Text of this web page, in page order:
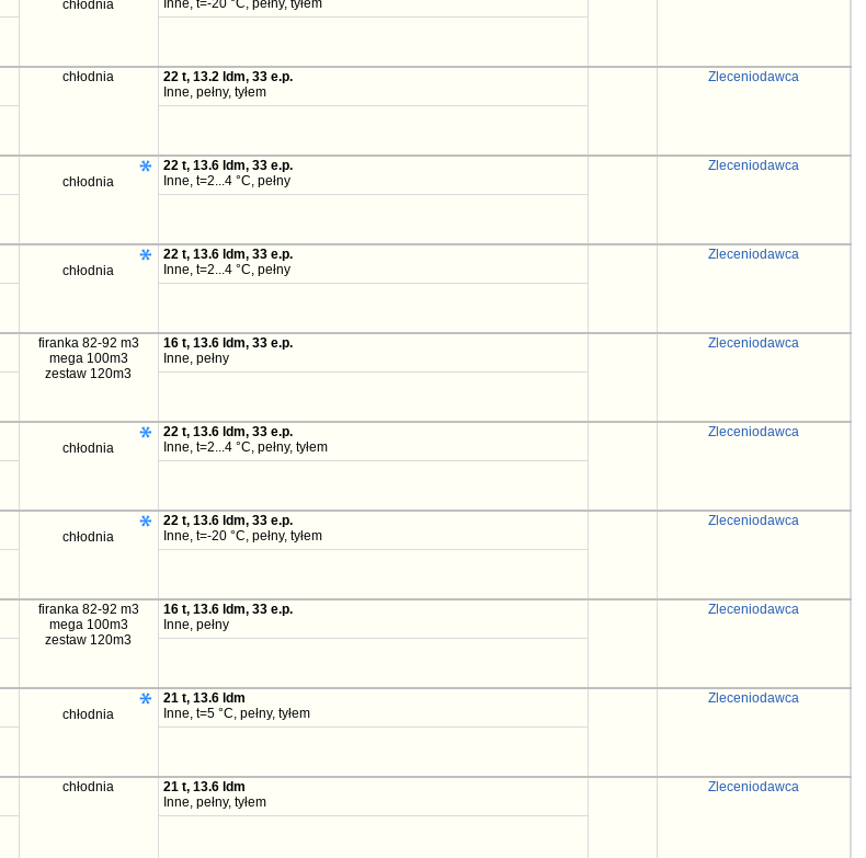
chłodnia
Inne, t=-20 °C, pełny, tyłem
chłodnia
22 t, 13.2 ldm, 33 e.p.
Inne, pełny, tyłem
Zleceniodawca
chłodnia
22 t, 13.6 ldm, 33 e.p.
Inne, t=2...4 °C, pełny
Zleceniodawca
chłodnia
22 t, 13.6 ldm, 33 e.p.
Inne, t=2...4 °C, pełny
Zleceniodawca
firanka 82-92 m3
mega 100m3
zestaw 120m3
16 t, 13.6 ldm, 33 e.p.
Inne, pełny
Zleceniodawca
chłodnia
22 t, 13.6 ldm, 33 e.p.
Inne, t=2...4 °C, pełny, tyłem
Zleceniodawca
chłodnia
22 t, 13.6 ldm, 33 e.p.
Inne, t=-20 °C, pełny, tyłem
Zleceniodawca
firanka 82-92 m3
mega 100m3
zestaw 120m3
16 t, 13.6 ldm, 33 e.p.
Inne, pełny
Zleceniodawca
chłodnia
21 t, 13.6 ldm
Inne, t=5 °C, pełny, tyłem
Zleceniodawca
chłodnia
21 t, 13.6 ldm
Inne, pełny, tyłem
Zleceniodawca